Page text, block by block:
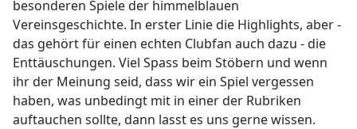
besonderen Spiele der himmelblauen
Vereinsgeschichte. In erster Linie die Highlights, aber -
das gehört für einen echten Clubfan auch dazu - die
Enttäuschungen. Viel Spass beim Stöbern und wenn
ihr der Meinung seid, dass wir ein Spiel vergessen
haben, was unbedingt mit in einer der Rubriken
auftauchen sollte, dann lasst es uns gerne wissen.